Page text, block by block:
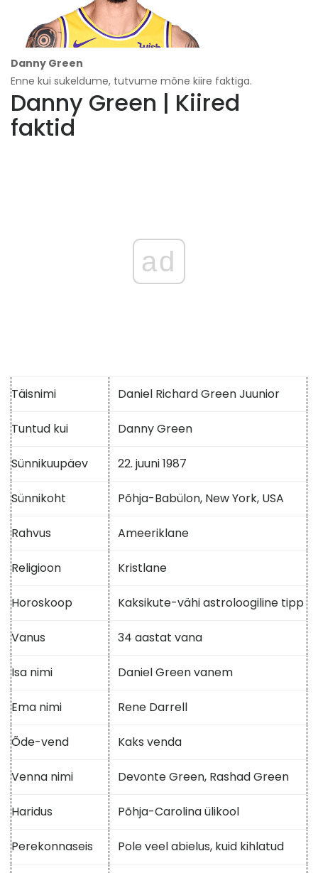
Danny Green
Enne kui sukeldume, tutvume mõne kiire faktiga.
Danny Green | Kiired
faktid
ad
Täisnimi Daniel Richard Green Juunior
Tuntud kui Danny Green
Sünnikuupäev 22. juuni 1987
Sünnikoht Põhja-Babülon, New York, USA
Rahvus Ameeriklane
Religioon Kristlane
Horoskoop Kaksikute-vähi astroloogiline tipp
Vanus 34 aastat vana
Isa nimi Daniel Green vanem
Ema nimi Rene Darrell
Õde-vend Kaks venda
Venna nimi Devonte Green, Rashad Green
Haridus Põhja-Carolina ülikool
Perekonnaseis Pole veel abielus, kuid kihlatud